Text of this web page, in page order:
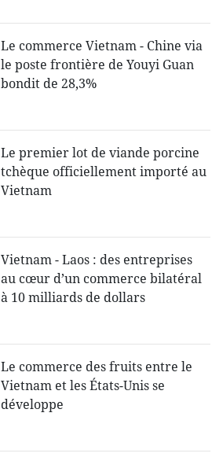
Le commerce Vietnam - Chine via
le poste frontière de Youyi Guan
bondit de 28,3%
Le premier lot de viande porcine
tchèque officiellement importé au
Vietnam
Vietnam - Laos : des entreprises
au cœur d’un commerce bilatéral
à 10 milliards de dollars
Le commerce des fruits entre le
Vietnam et les États-Unis se
développe